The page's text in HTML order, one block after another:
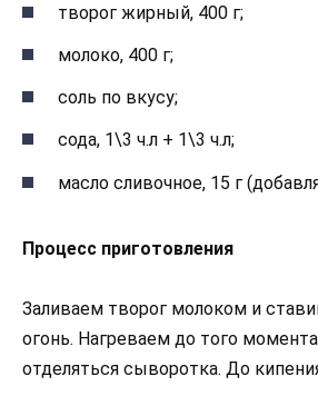
творог жирный, 400 г;
молоко, 400 г;
соль по вкусу;
сода, 1\3 ч.л + 1\3 ч.л;
масло сливочное, 15 г
Процесс приготовления
Заливаем творог молоком и
огонь. Нагреваем до того
отделяться сыворотка. До